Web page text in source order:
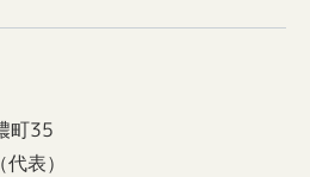
町35
表）